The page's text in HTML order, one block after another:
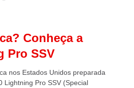
Conheça a
Pro SSV
nos Estados Unidos preparada
Lightning Pro SSV (Special